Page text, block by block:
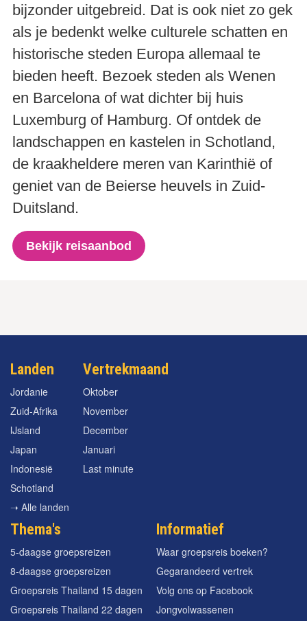
bijzonder uitgebreid. Dat is ook niet zo gek
als je bedenkt welke culturele schatten en
historische steden Europa allemaal te
bieden heeft. Bezoek steden als Wenen
en Barcelona of wat dichter bij huis
Luxemburg of Hamburg. Of ontdek de
landschappen en kastelen in Schotland,
de kraakheldere meren van Karinthië of
geniet van de Beierse heuvels in Zuid-
Duitsland.
Bekijk reisaanbod
Landen
Jordanie
Zuid-Afrika
IJsland
Japan
Indonesië
Schotland
➝ Alle landen
Vertrekmaand
Oktober
November
December
Januari
Last minute
Thema's
5-daagse groepsreizen
8-daagse groepsreizen
Groepsreis Thailand 15 dagen
Groepsreis Thailand 22 dagen
Informatief
Waar groepsreis boeken?
Gegarandeerd vertrek
Volg ons op Facebook
Jongvolwassenen